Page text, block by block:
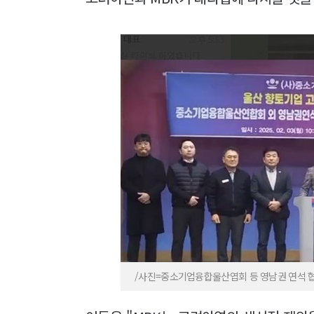
/사진=중소기업융합울산엽회 등 영남권 연석